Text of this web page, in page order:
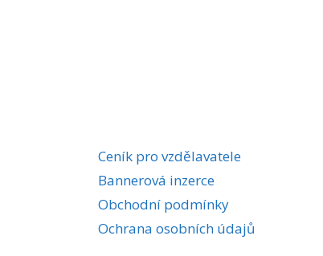
Ceník pro vzdělavatele
Bannerová inzerce
Obchodní podmínky
Ochrana osobních údajů